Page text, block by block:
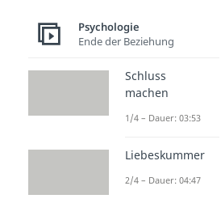
eigenständig
Zusammenhänge
Lerntheorie
Psychologie
Ende der Beziehung
Schluss
machen
1/4 – Dauer: 03:53
Liebeskummer
2/4 – Dauer: 04:47